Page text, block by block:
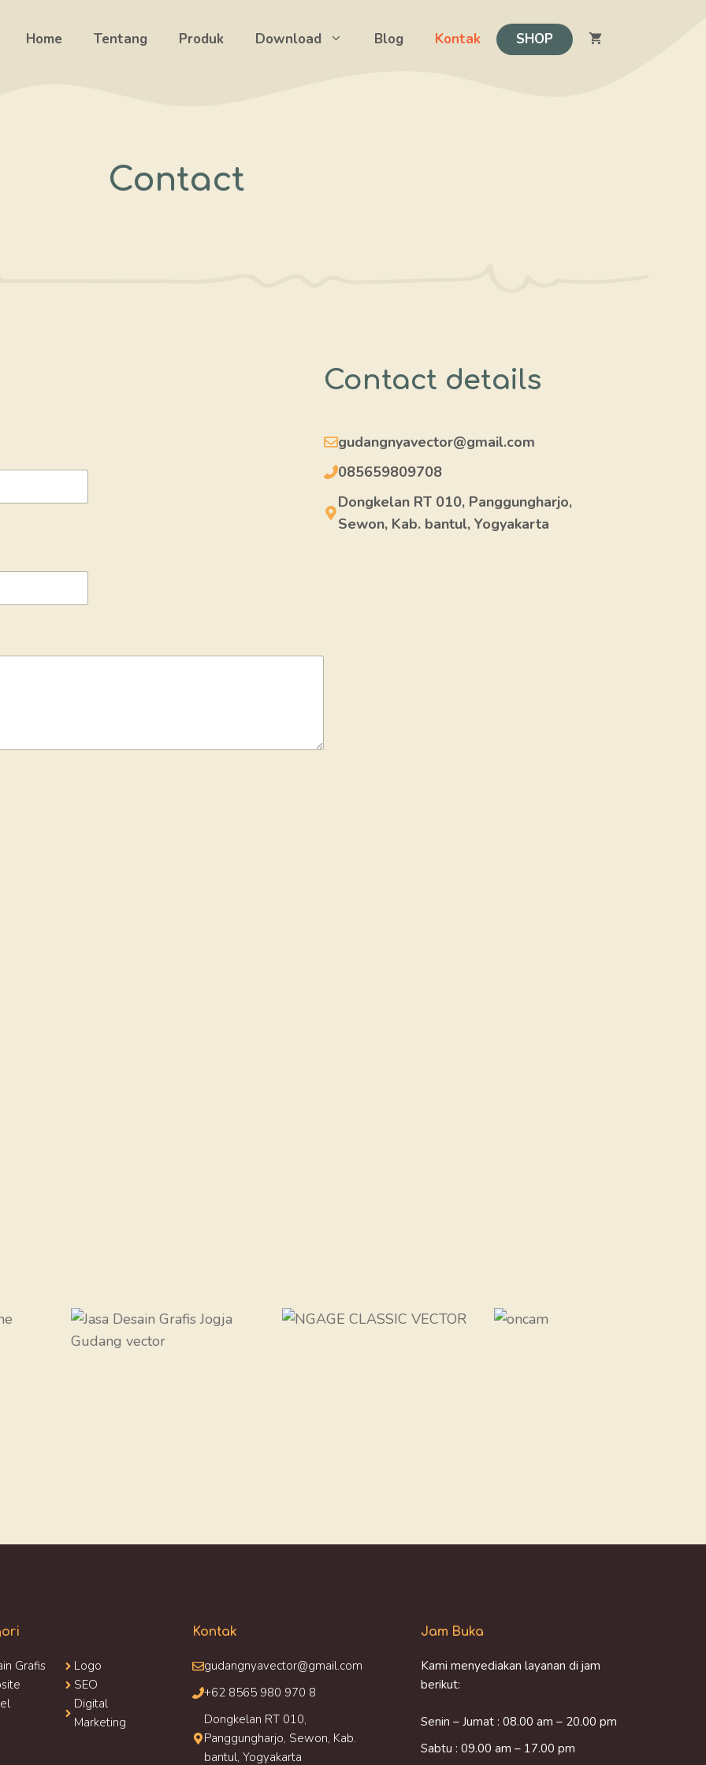
Home Tentang Produk Download Blog Kontak SHOP
Contact
Contact details
gudangnyavector@gmail.com
085659809708
Dongkelan RT 010, Panggungharjo,
Sewon, Kab. bantul, Yogyakarta
Grafis
Logo
SEO
Digital
Marketing
Kontak
gudangnyavector@gmail.com
+62 8565 980 970 8
Dongkelan RT 010,
Panggungharjo, Sewon, Kab.
bantul, Yogyakarta
Jam Buka
Kami menyediakan layanan di jam
berikut:
Senin – Jumat : 08.00 am – 20.00 pm
Sabtu : 09.00 am – 17.00 pm